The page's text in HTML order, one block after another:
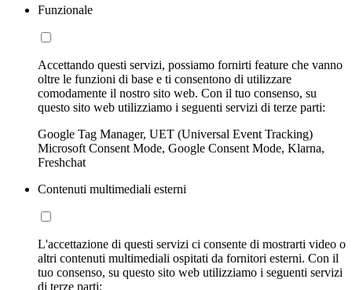
Funzionale
Accettando questi servizi, possiamo fornirti feature che vanno
oltre le funzioni di base e ti consentono di utilizzare
comodamente il nostro sito web. Con il tuo consenso, su
questo sito web utilizziamo i seguenti servizi di terze parti:
Google Tag Manager, UET (Universal Event Tracking)
Microsoft Consent Mode, Google Consent Mode, Klarna,
Freshchat
Contenuti multimediali esterni
L'accettazione di questi servizi ci consente di mostrarti video o
altri contenuti multimediali ospitati da fornitori esterni. Con il
tuo consenso, su questo sito web utilizziamo i seguenti servizi
di terze parti: